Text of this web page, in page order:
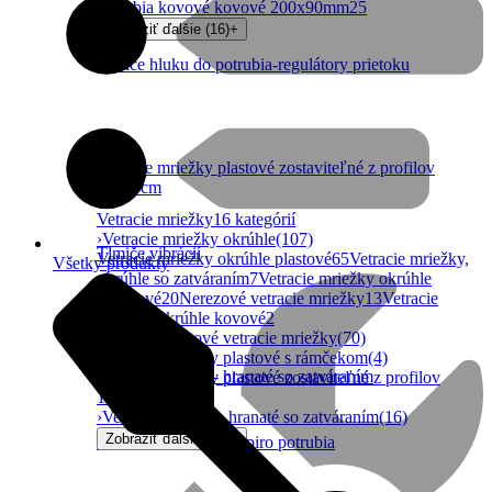
Tlmiče hluku do potrubia-regulátory prietoku
Tlmiče vibrácií
Vetracie mriežky do spiro potrubia
Vetracie mriežky plastové zostaviteľné z profilov
10x10cm
Vetracie mriežky- hranaté so zatváraním
potrubia kovové kovové 200x90mm25
Zobraziť ďalšie (16)+
Vetracie mriežky16 kategórií
›Vetracie mriežky okrúhle(107)
Vetracie mriežky okrúhle plastové65Vetracie mriežky,
okrúhle so zatváraním7Vetracie mriežky okrúhle
hliníkové20Nerezové vetracie mriežky13Vetracie
mriežky okrúhle kovové2
Hranaté plastové vetracie mriežky(70)
Vetracie mriežky plastové s rámčekom(4)
Vetracie mriežky plastové zostaviteľné z profilov
10x10cm
›Vetracie mriežky- hranaté so zatváraním(16)
Zobraziť ďalšie (11)
Všetky produkty